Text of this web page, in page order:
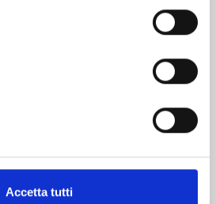
Accetta tutti
Mostra tutto